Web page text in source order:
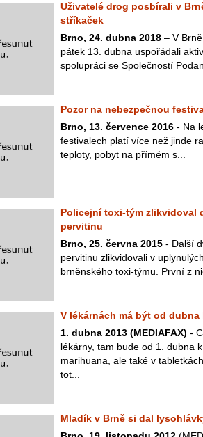
Uživatelé drog posbírali v
stříkaček
Brno, 24. dubna 2018 – V
pátek 13. dubna uspořádali
spolupráci se Společností
Pozor na nebezpečnou
Brno, 13. července 2016 - Na
festivalech platí více než jinde
teploty, pobyt na přímém s...
Policejní toxi-tým zlikvidoval
pervitinu
Brno, 25. června 2015 - Další
pervitinu zlikvidovali v
brněnského toxi-týmu. První z
V lékárnách má být od
1. dubna 2013 (MEDIAFAX) -
lékárny, tam bude od 1. dubna
marihuana, ale také v
tot...
Mladík v Brně si dal